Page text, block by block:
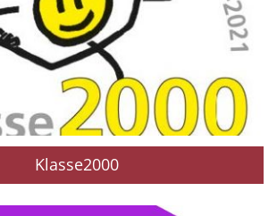
Klasse2000